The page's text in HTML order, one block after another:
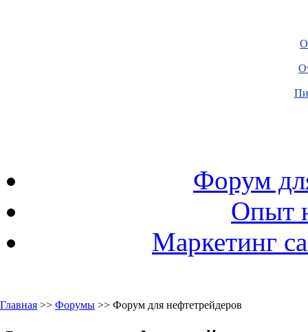
Форум
Опыт
Маркетинг
Главная >> Форумы >> Форум для нефтетрейдеров